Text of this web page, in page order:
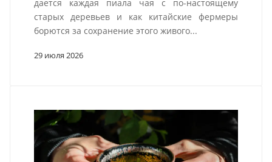
29 июля 2026
дается каждая пиала чая с по-настоящему
старых деревьев и как китайские фермеры
борются за сохранение этого живого...